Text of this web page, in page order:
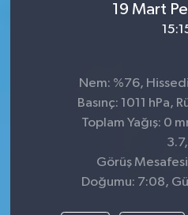
19 Mart
Nem: %76,
Basınç: 1011 hPa,
Toplam Yağış: 0
3.7,
Görüş
Doğumu: 7:08,